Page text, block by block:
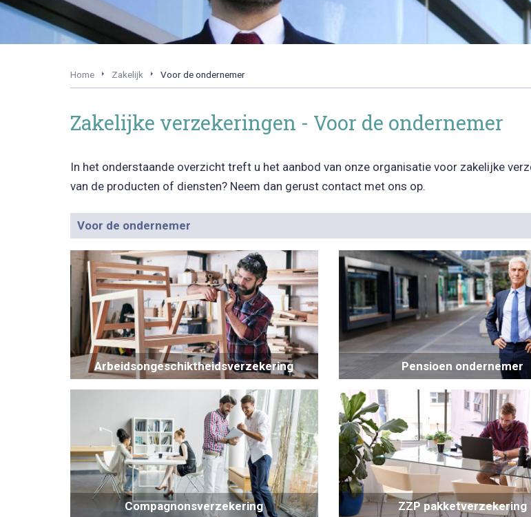
Home Zakelijk Voor de ondernemer
Zakelijke verzekeringen - Voor de ondernemer
In het onderstaande overzicht treft u het aanbod van onze organisatie voor zakelijke
van de producten of diensten? Neem dan gerust contact met ons op.
Voor de ondernemer
Arbeidsongeschiktheidsverzekering Pensioen ondernemer
Compagnonsverzekering ZZP pakketverzekering